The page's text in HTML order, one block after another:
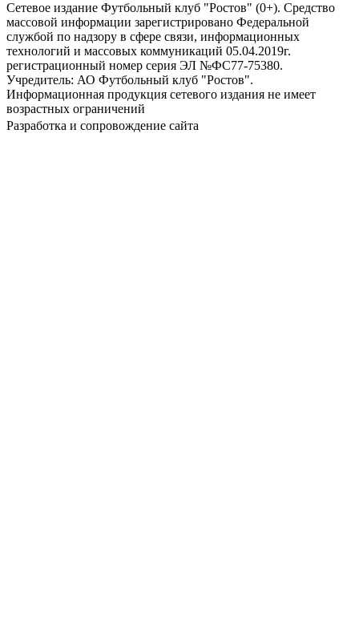
Сетевое издание Футбольный клуб "Ростов" (0+). Средство
массовой информации зарегистрировано Федеральной
службой по надзору в сфере связи, информационных
технологий и массовых коммуникаций 05.04.2019г.
регистрационный номер серия ЭЛ №ФС77-75380.
Учредитель: АО Футбольный клуб "Ростов".
Информационная продукция сетевого издания не имеет
возрастных ограничений
Разработка и сопровождение сайта